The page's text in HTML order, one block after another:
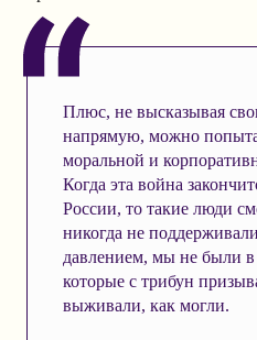
Плюс, не высказывая
напрямую, можно
моральной и
Когда эта война
России, то такие люди
никогда не
давлением, мы не были
которые с трибун
выживали, как могли.